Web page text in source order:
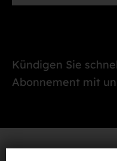
Kündigen Sie
Abonnement mit